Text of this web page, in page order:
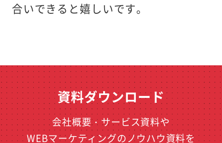
合いできると嬉しいです。
資料ダウンロード
会社概要・サービス資料や
WEBマーケティングのノウハウ資料を